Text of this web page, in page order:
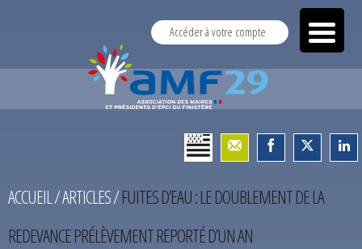
Accéder à votre compte
ACCUEIL/ARTICLES/FUITES D’EAU : LE DOUBLEMENT DE LA
REDEVANCE PRÉLÈVEMENT REPORTÉ D’UN AN